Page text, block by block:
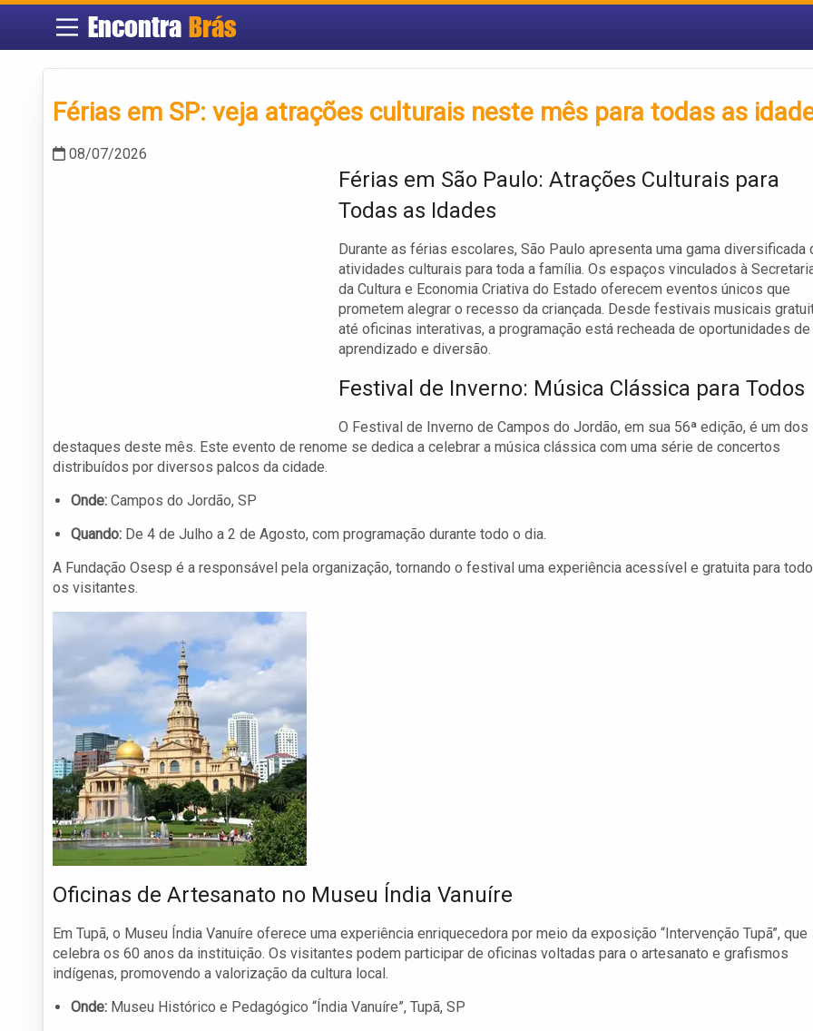
EncontraBrás
Férias em SP: veja atrações culturais neste mês para todas as
08/07/2026
Férias em São Paulo: Atrações Culturais para
Todas as Idades
Durante as férias escolares, São Paulo apresenta uma gama diversificada
atividades culturais para toda a família. Os espaços vinculados à
da Cultura e Economia Criativa do Estado oferecem eventos únicos que
prometem alegrar o recesso da criançada. Desde festivais musicais
até oficinas interativas, a programação está recheada de oportunidades de
aprendizado e diversão.
Festival de Inverno: Música Clássica para Todos
O Festival de Inverno de Campos do Jordão, em sua 56ª edição, é um dos
destaques deste mês. Este evento de renome se dedica a celebrar a música clássica com uma série de concertos
distribuídos por diversos palcos da cidade.
Onde: Campos do Jordão, SP
Quando: De 4 de Julho a 2 de Agosto, com programação durante todo o dia.
A Fundação Osesp é a responsável pela organização, tornando o festival uma experiência acessível e gratuita para
os visitantes.
Oficinas de Artesanato no Museu Índia Vanuíre
Em Tupã, o Museu Índia Vanuíre oferece uma experiência enriquecedora por meio da exposição “Intervenção Tupã”, que
celebra os 60 anos da instituição. Os visitantes podem participar de oficinas voltadas para o artesanato e grafismos
indígenas, promovendo a valorização da cultura local.
Onde: Museu Histórico e Pedagógico “Índia Vanuíre”, Tupã, SP